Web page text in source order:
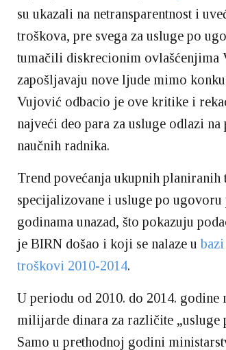
su ukazali na netransparentnost i
troškova, pre svega za usluge po
tumačili diskrecionim ovlašćenjima
zapošljavaju nove ljude mimo
Vujović odbacio je ove kritike i
najveći deo para za usluge odlazi na
naučnih radnika.
Trend povećanja ukupnih planiranih
specijalizovane i usluge po ugovoru
godinama unazad, što pokazuju
je BIRN došao i koji se nalaze u
troškovi 2010-2014.
U periodu od 2010. do 2014.
milijarde dinara za različite „usluge
Samo u prethodnoj godini